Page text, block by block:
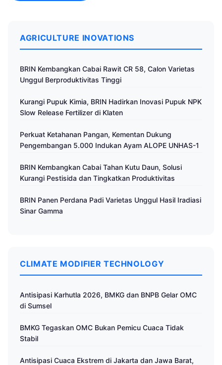
AGRICULTURE INOVATIONS
BRIN Kembangkan Cabai Rawit CR 58, Calon Varietas
Unggul Berproduktivitas Tinggi
Kurangi Pupuk Kimia, BRIN Hadirkan Inovasi Pupuk NPK
Slow Release Fertilizer di Klaten
Perkuat Ketahanan Pangan, Kementan Dukung
Pengembangan 5.000 Indukan Ayam ALOPE UNHAS-1
BRIN Kembangkan Cabai Tahan Kutu Daun, Solusi
Kurangi Pestisida dan Tingkatkan Produktivitas
BRIN Panen Perdana Padi Varietas Unggul Hasil Iradiasi
Sinar Gamma
CLIMATE MODIFIER TECHNOLOGY
Antisipasi Karhutla 2026, BMKG dan BNPB Gelar OMC
di Sumsel
BMKG Tegaskan OMC Bukan Pemicu Cuaca Tidak
Stabil
Antisipasi Cuaca Ekstrem di Jakarta dan Jawa Barat,